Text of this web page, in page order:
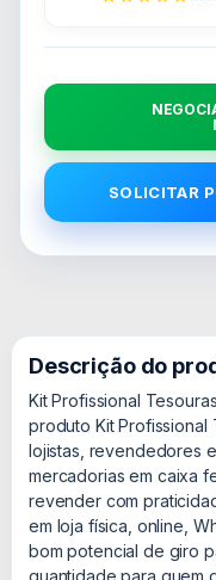
SOLICITAR
Descrição do
Kit Profissional
produto Kit Profissional
lojistas, revendedores
mercadorias em caixa
revender com
em loja física, online,
bom potencial de giro
quantidade para quem